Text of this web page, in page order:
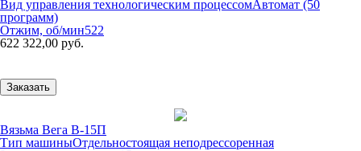
Вид управления технологическим процессомАвтомат (50
программ)
Отжим, об/мин522
622 322,00 руб.
Заказать
Вязьма Вега В-15П
Тип машиныОтдельностоящая неподрессоренная